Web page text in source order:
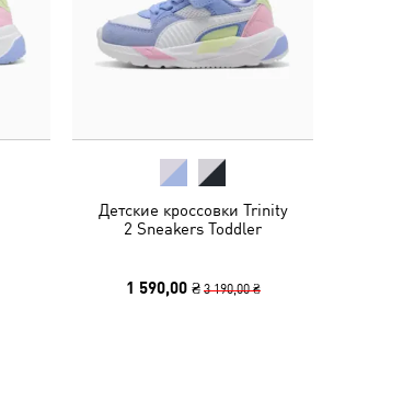
Детские кроссовки Trinity
2 Sneakers Toddler
1 590,00 ₴ 3 190,00 ₴